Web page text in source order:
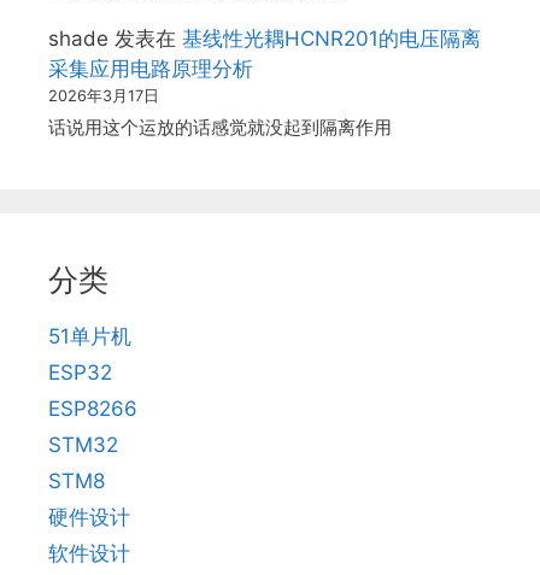
shade 发表在 基线性光耦HCNR201的电压隔离
采集应用电路原理分析
2026年3月17日
话说用这个运放的话感觉就没起到隔离作用
分类
51单片机
ESP32
ESP8266
STM32
STM8
硬件设计
软件设计